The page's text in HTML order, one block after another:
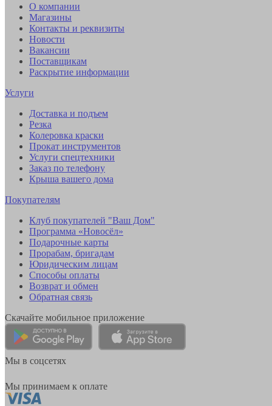
О компании
Магазины
Контакты и реквизиты
Новости
Вакансии
Поставщикам
Раскрытие информации
Услуги
Доставка и подъем
Резка
Колеровка краски
Прокат инструментов
Услуги спецтехники
Заказ по телефону
Крыша вашего дома
Покупателям
Клуб покупателей "Ваш Дом"
Программа «Новосёл»
Подарочные карты
Прорабам, бригадам
Юридическим лицам
Способы оплаты
Возврат и обмен
Обратная связь
Скачайте мобильное приложение
Мы в соцсетях
Мы принимаем к оплате